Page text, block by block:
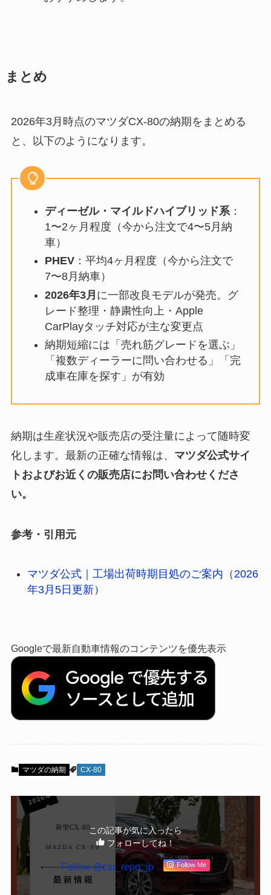
まとめ
2026年3月時点のマツダCX-80の納期をまとめる
と、以下のようになります。
ディーゼル・マイルドハイブリッド系：
1〜2ヶ月程度（今から注文で4〜5月納
車）
PHEV：平均4ヶ月程度（今から注文で
7〜8月納車）
2026年3月 に一部改良モデルが発売。グ
レード整理・静粛性向上・Apple
CarPlayタッチ対応が主な変更点
納期短縮には「売れ筋グレードを選ぶ」
「複数ディーラーに問い合わせる」「完
成車在庫を探す」が有効
納期は生産状況や販売店の受注量によって随時変
化します。最新の正確な情報は、 マツダ公式サイ
トおよびお近くの販売店にお問い合わせくださ
い。
参考・引用元
マツダ公式｜工場出荷時期目処のご案内（2026
年3月5日更新）
Googleで最新自動車情報のコンテンツを優先表示
マツダの納期 CX-80
この記事が気に入ったら
フォローしてね！
Follow @car_repo_jp Follow Me